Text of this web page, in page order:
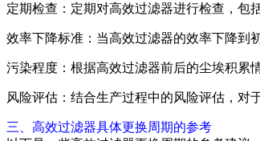
定期检查：定期对高效过滤器进行检查，包
效率下降标准：当高效过滤器的效率下降到
污染程度：根据高效过滤器前后的尘埃积累
风险评估：结合生产过程中的风险评估，对
三、高效过滤器具体更换周期的参考